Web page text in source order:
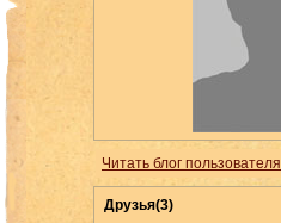
Читать блог пользователя
Друзья(3)